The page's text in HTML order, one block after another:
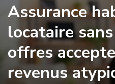
Assurance
locataire
offres
revenus